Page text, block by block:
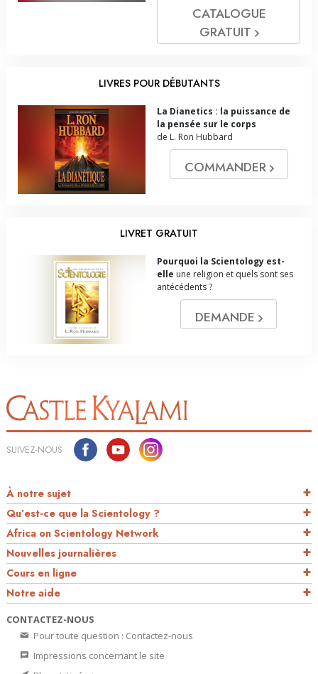
CATALOGUE
GRATUIT
LIVRES POUR DÉBUTANTS
La Dianetics : la puissance de
la pensée sur le corps
de L. Ron Hubbard
COMMANDER
LIVRET GRATUIT
Pourquoi la Scientology est-
elle une religion et quels sont ses
antécédents ?
DEMANDE
SUIVEZ-NOUS
À notre sujet
Qu’est-ce que la Scientology ?
Africa on Scientology Network
Nouvelles journalières
Cours en ligne
Notre aide
CONTACTEZ-NOUS
Pour toute question : Contactez-nous
Impressions concernant le site